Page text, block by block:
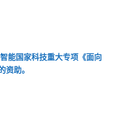
能国家科技重大专项《面向
资助。